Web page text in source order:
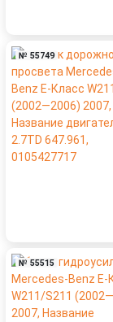
№ 55749
№ 55515